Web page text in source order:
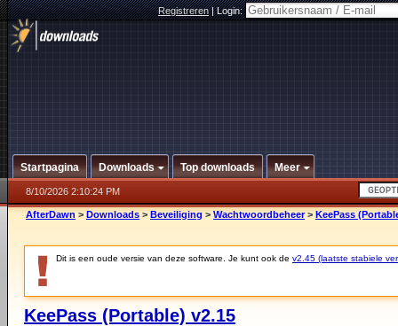
Registreren|Login:
Startpagina Downloads Top downloads Meer
8/10/2026 2:10:24 PM
AfterDawn > Downloads > Beveiliging > Wachtwoordbeheer > KeePass
Dit is een oude versie van deze software. Je kunt ook de v2.45 (laatste stabiele
KeePass (Portable) v2.15